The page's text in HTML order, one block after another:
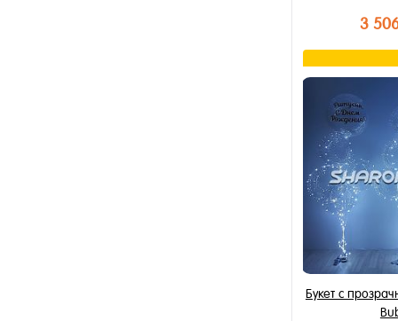
3
В
Купить в 1
В избранное
В наличии
Букет с